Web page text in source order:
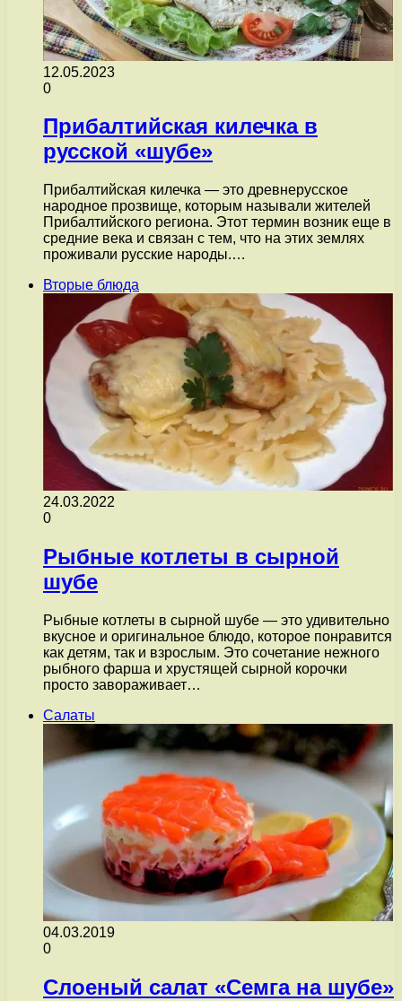
12.05.2023
0
Прибалтийская килечка в
русской «шубе»
Прибалтийская килечка — это древнерусское
народное прозвище, которым называли жителей
Прибалтийского региона. Этот термин возник еще в
средние века и связан с тем, что на этих землях
проживали русские народы.…
Вторые блюда
24.03.2022
0
Рыбные котлеты в сырной
шубе
Рыбные котлеты в сырной шубе — это удивительно
вкусное и оригинальное блюдо, которое понравится
как детям, так и взрослым. Это сочетание нежного
рыбного фарша и хрустящей сырной корочки
просто завораживает…
Салаты
04.03.2019
0
Слоеный салат «Семга на шубе»